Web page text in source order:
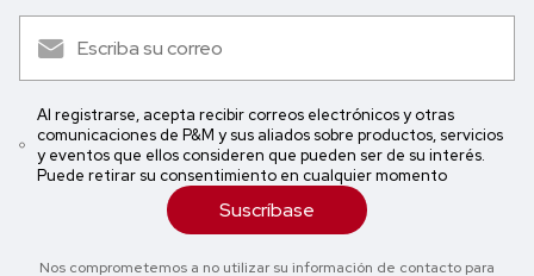
Al registrarse, acepta recibir correos electrónicos y otras
comunicaciones de P&M y sus aliados sobre productos, servicios
y eventos que ellos consideren que pueden ser de su interés.
Puede retirar su consentimiento en cualquier momento
Suscríbase
Nos comprometemos a no utilizar su información de contacto para